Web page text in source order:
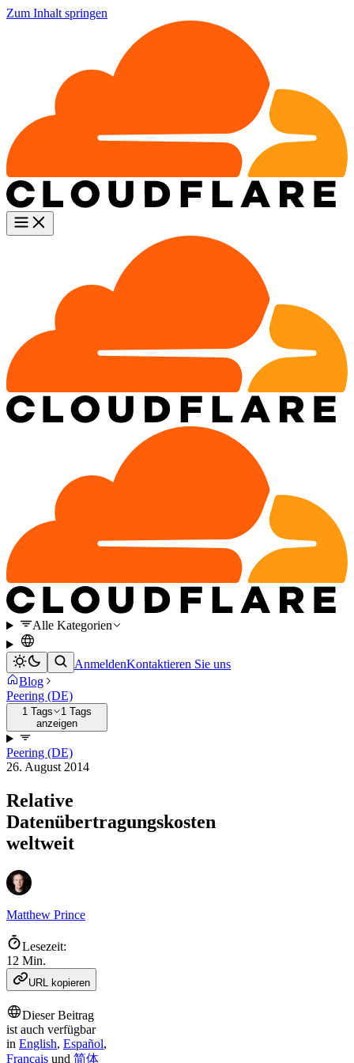
Zum Inhalt springen
Alle Kategorien
AnmeldenKontaktieren Sie uns
Blog
Peering (DE)
1 Tags
1 Tags
anzeigen
Peering (DE)
26. August 2014
Relative
Datenübertragungskosten
weltweit
Matthew Prince
Lesezeit:
12 Min.
URL kopieren
Dieser Beitrag
ist auch verfügbar
in English, Español,
Français und 简体